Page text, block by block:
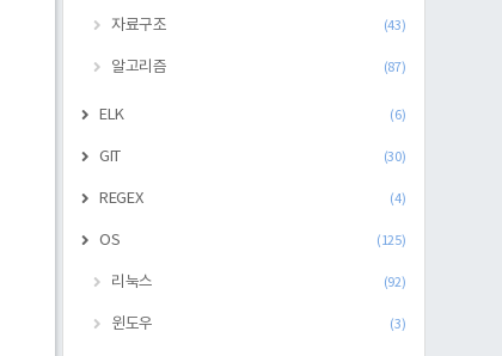
자료구조 (43)
알고리즘 (87)
ELK (6)
GIT (30)
REGEX (4)
OS (125)
리눅스 (92)
윈도우 (3)